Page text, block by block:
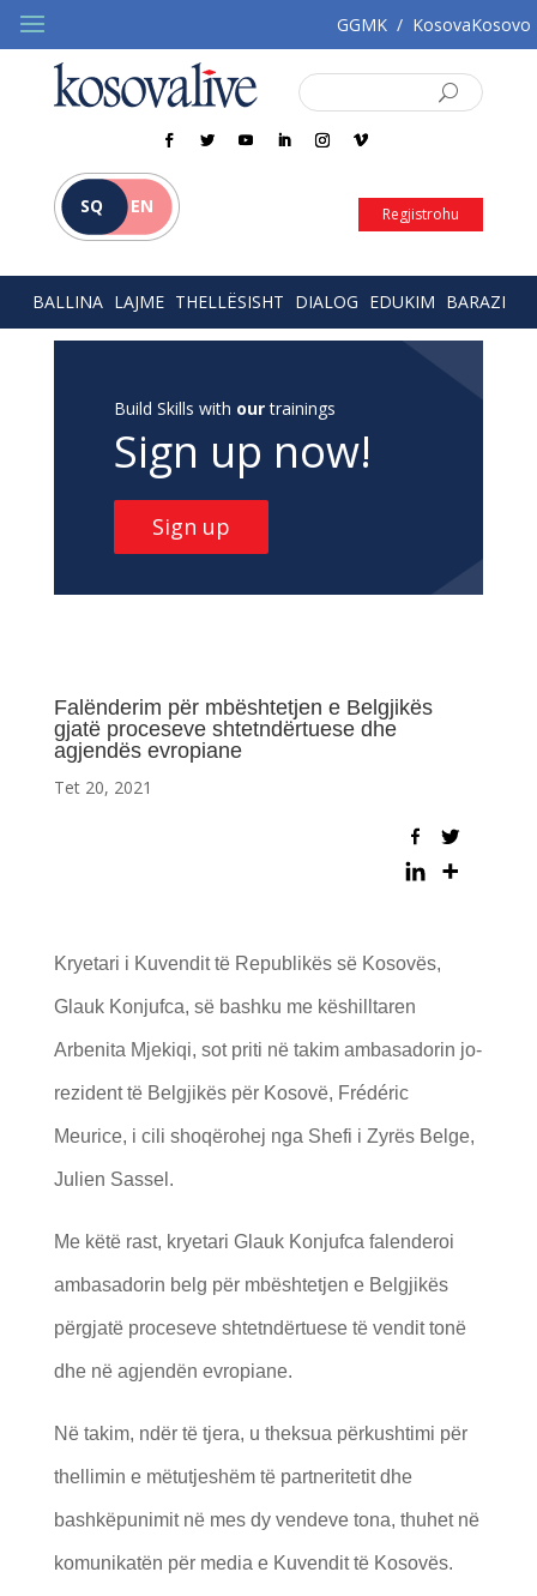
GGMK / KosovaKosovo
SQ EN Regjistrohu
BALLINA LAJME THELLËSISHT DIALOG EDUKIM BARAZI
Build Skills with ourtrainings
Sign up now!
Sign up
Falënderim për mbështetjen e Belgjikës
gjatë proceseve shtetndërtuese dhe
agjendës evropiane
Tet 20, 2021
Kryetari i Kuvendit të Republikës së Kosovës,
Glauk Konjufca, së bashku me këshilltaren
Arbenita Mjekiqi, sot priti në takim ambasadorin jo-
rezident të Belgjikës për Kosovë, Frédéric
Meurice, i cili shoqërohej nga Shefi i Zyrës Belge,
Julien Sassel.
Me këtë rast, kryetari Glauk Konjufca falenderoi
ambasadorin belg për mbështetjen e Belgjikës
përgjatë proceseve shtetndërtuese të vendit tonë
dhe në agjendën evropiane.
Në takim, ndër të tjera, u theksua përkushtimi për
thellimin e mëtutjeshëm të partneritetit dhe
bashkëpunimit në mes dy vendeve tona, thuhet në
komunikatën për media e Kuvendit të Kosovës.